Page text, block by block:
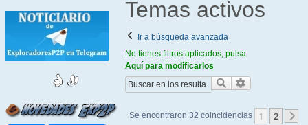
Temas activos
Ir a búsqueda avanzada
No tienes filtros aplicados, pulsa
Aquí para modificarlos
Buscar
Se encontraron 32 coincidencias 1 2